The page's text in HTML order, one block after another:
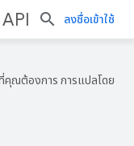
ลงชื่อเข้าใช้
คุณต้องการ การแปลโดย